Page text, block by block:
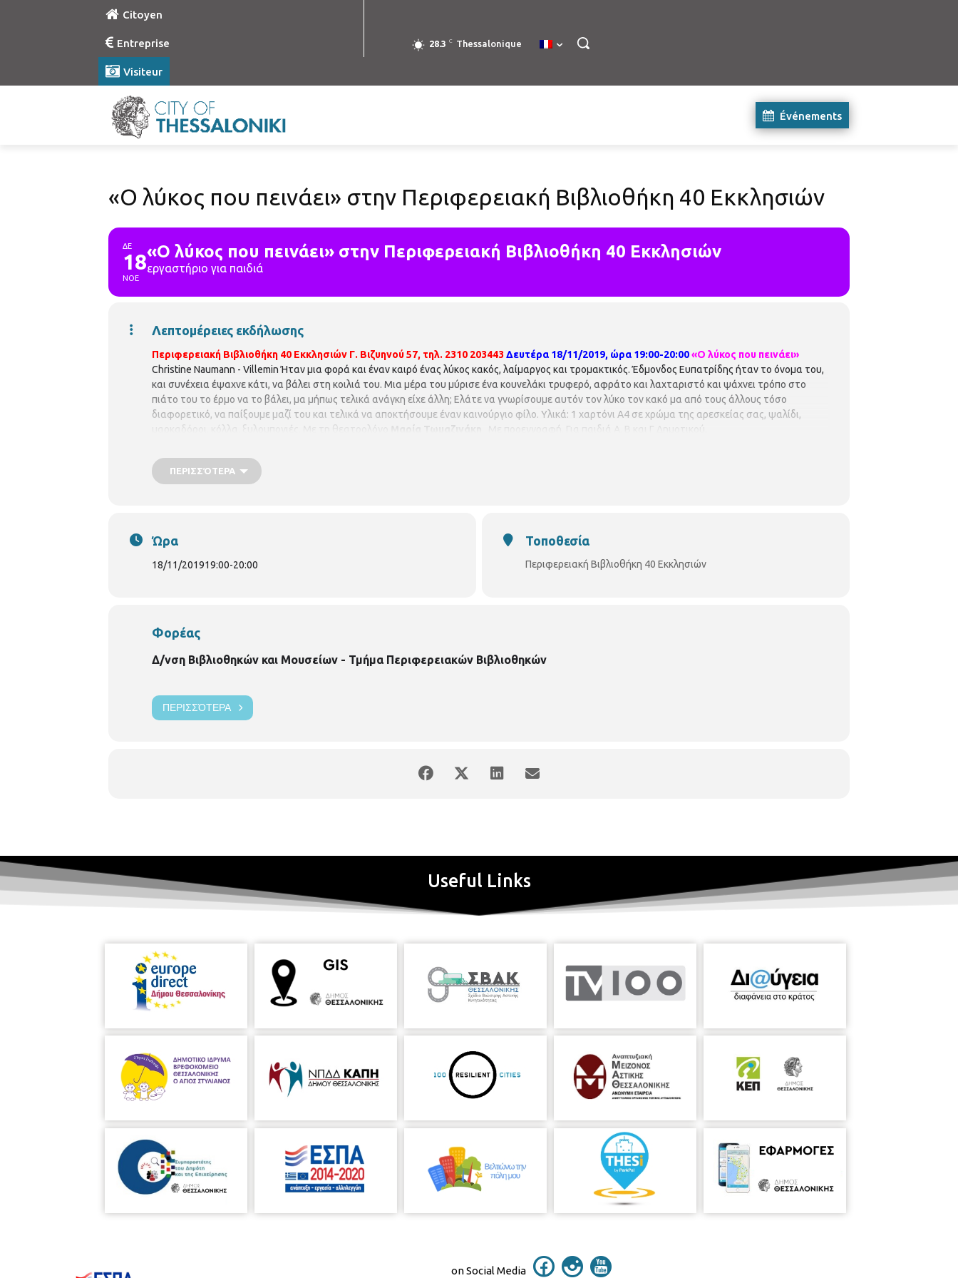
Citoyen
Entreprise
Visiteur
28.3 C Thessalonique
Événements
«Ο λύκος που πεινάει» στην Περιφερειακή Βιβλιοθήκη 40 Εκκλησιών
ΔΕ
18
ΝΟΕ
«Ο λύκος που πεινάει» στην Περιφερειακή Βιβλιοθήκη 40 Εκκλησιών
εργαστήριο για παιδιά
Λεπτομέρειες εκδήλωσης
Περιφερειακή Βιβλιοθήκη 40 Εκκλησιών Γ. Βιζυηνού 57, τηλ. 2310 203443 Δευτέρα 18/11/2019, ώρα 19:00-20:00«Ο λύκος που πεινάει»
Christine Naumann - Villemin Ήταν μια φορά και έναν καιρό ένας λύκος κακός, λαίμαργος και τρομακτικός. Έδμονδος Ευπατρίδης ήταν το όνομα του,
και συνέχεια έψαχνε κάτι, να βάλει στη κοιλιά του. Μια μέρα του μύρισε ένα κουνελάκι τρυφερό, αφράτο και λαχταριστό και ψάχνει τρόπο στο
πιάτο του το έρμο να το βάλει, μα μήπως τελικά ανάγκη είχε άλλη; Ελάτε να γνωρίσουμε αυτόν τον λύκο τον κακό μα από τους άλλους τόσο
διαφορετικό, να παίξουμε μαζί του και τελικά να αποκτήσουμε έναν καινούργιο φίλο. Υλικά: 1 χαρτόνι Α4 σε χρώμα της αρεσκείας σας, ψαλίδι,
μαρκαδόροι, κόλλα, ξυλομπογιές. Με τη θεατρολόγο
Μαρία Τωμαζινάκη Με προεγγραφή. Για παιδιά Α, Β και Γ Δημοτικού.
ΠΕΡΙΣΣΌΤΕΡΑ
Ώρα
18/11/201919:00-20:00
Τοποθεσία
Περιφερειακή Βιβλιοθήκη 40 Εκκλησιών
Φορέας
Δ/νση Βιβλιοθηκών και Μουσείων - Τμήμα Περιφερειακών Βιβλιοθηκών
ΠΕΡΙΣΣΌΤΕΡΑ
Useful Links
on Social Media